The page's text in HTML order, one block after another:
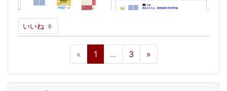
いいね 8
« 1 ... 3 »